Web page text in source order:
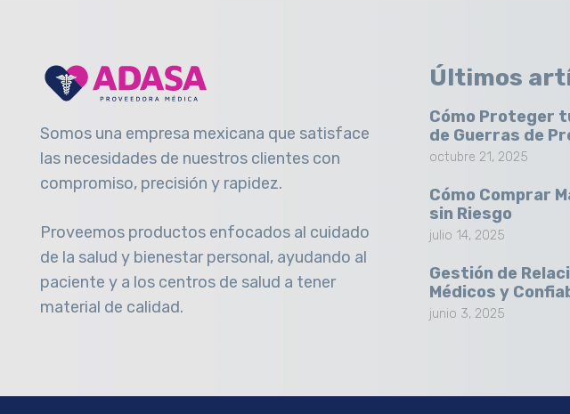
Somos una empresa mexicana que satisface
las necesidades de nuestros clientes con
compromiso, precisión y rapidez.
Proveemos productos enfocados al cuidado
de la salud y bienestar personal, ayudando al
paciente y a los centros de salud a tener
material de calidad.
Últimos
Cómo Proteger
de Guerras de
octubre 21, 2025
Cómo Comprar
sin Riesgo
julio 14, 2025
Gestión de
Médicos y
junio 3, 2025